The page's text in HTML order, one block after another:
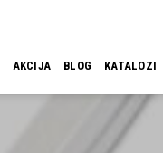
AKCIJA BLOG KATALOZI